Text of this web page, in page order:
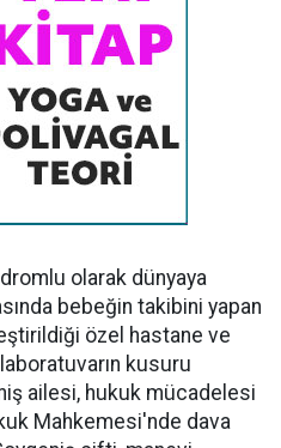
olarak dünyaya
bebeğin takibini yapan
özel hastane ve
kusuru
ailesi, hukuk mücadelesi
Mahkemesi'nde dava